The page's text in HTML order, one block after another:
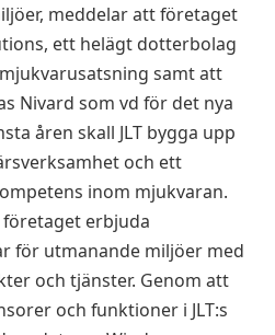
meddelar att företaget
ett helägt dotterbolag
samt att
Nivard som vd för det nya
åren skall JLT bygga upp
och ett
inom mjukvaran.
erbjuda
för utmanande miljöer med
och tjänster. Genom att
och funktioner i JLT:s